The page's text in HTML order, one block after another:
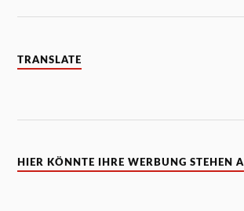
TRANSLATE
HIER KÖNNTE IHRE WERBUNG STEHEN A